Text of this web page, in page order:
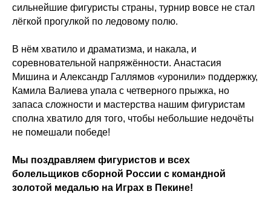
сильнейшие фигуристы страны, турнир вовсе не стал
лёгкой прогулкой по ледовому полю.
В нём хватило и драматизма, и накала, и
соревновательной напряжённости. Анастасия
Мишина и Александр Галлямов «уронили» поддержку,
Камила Валиева упала с четверного прыжка, но
запаса сложности и мастерства нашим фигуристам
сполна хватило для того, чтобы небольшие недочёты
не помешали победе!
Мы поздравляем фигуристов и всех
болельщиков сборной России с командной
золотой медалью на Играх в Пекине!